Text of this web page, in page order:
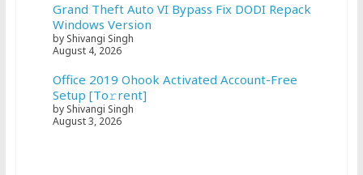
Grand Theft Auto VI Bypass Fix DODI Repack
Windows Version
by Shivangi Singh
August 4, 2026
Office 2019 Ohook Activated Account-Free
Setup [Тo𝚛rent]
by Shivangi Singh
August 3, 2026